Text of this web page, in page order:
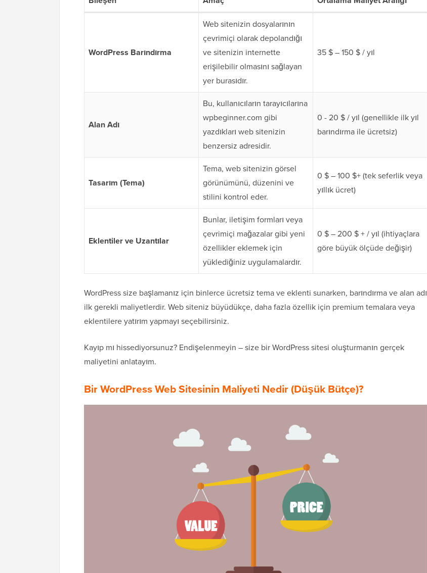
WordPress Barındırma
Web sitenizin dosyalarının
çevrimiçi olarak depolandığı
ve sitenizin internette
erişilebilir olmasını sağlayan
yer burasıdır.
35 $ – 150 $ / yıl
Alan Adı
Bu, kullanıcıların tarayıcılarına
wpbeginner.com gibi
yazdıkları web sitenizin
benzersiz adresidir.
0 - 20 $ / yıl (genellikle ilk yıl
barındırma ile ücretsiz)
Tasarım (Tema)
Tema, web sitenizin görsel
görünümünü, düzenini ve
stilini kontrol eder.
0 $ – 100 $+ (tek seferlik veya
yıllık ücret)
Eklentiler ve Uzantılar
Bunlar, iletişim formları veya
çevrimiçi mağazalar gibi yeni
özellikler eklemek için
yüklediğiniz uygulamalardır.
0 $ – 200 $ + / yıl (ihtiyaçlara
göre büyük ölçüde değişir)
WordPress size başlamanız için binlerce ücretsiz tema ve eklenti sunarken, barındırma ve alan adı
ilk gerekli maliyetlerdir. Web siteniz büyüdükçe, daha fazla özellik için premium temalara veya
eklentilere yatırım yapmayı seçebilirsiniz.
Kayıp mı hissediyorsunuz? Endişelenmeyin – size bir WordPress sitesi oluşturmanın gerçek
maliyetini anlatayım.
Bir WordPress Web Sitesinin Maliyeti Nedir (Düşük Bütçe)?